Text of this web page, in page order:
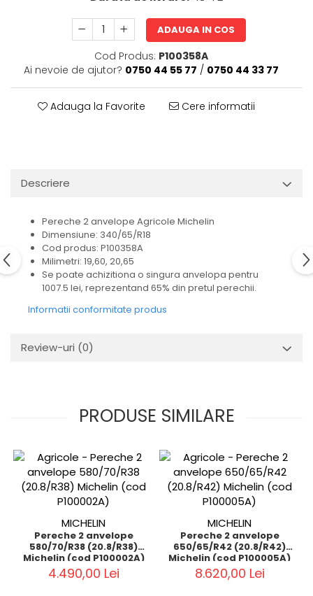
ADAUGA IN COS
Cod Produs: P100358A
Ai nevoie de ajutor? 0750 44 55 77 / 0750 44 33 77
Adauga la Favorite Cere informatii
Descriere
Pereche 2 anvelope Agricole Michelin
Dimensiune: 340/65/R18
Cod produs: P100358A
Milimetri: 19,60, 20,65
Se poate achizitiona o singura anvelopa pentru
1007.5 lei, reprezentand 65% din pretul perechii.
Informatii conformitate produs
Review-uri (0)
PRODUSE SIMILARE
MICHELIN
Pereche 2 anvelope
580/70/R38 (20.8/R38)
Michelin (cod P100002A)
4.490,00 Lei
MICHELIN
Pereche 2 anvelope
650/65/R42 (20.8/R42)
Michelin (cod P100005A)
8.620,00 Lei